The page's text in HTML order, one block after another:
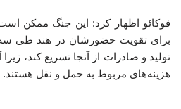
فوکائو اظهار کرد: این جنگ ممکن است
برای تقویت حضورشان در هند طی سه
تولید و صادرات از آنجا تسریع کند،
هزینه‌های مربوط به حمل و نقل هستند.